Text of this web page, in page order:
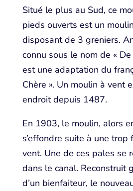
Situé le plus au Sud, ce
pieds ouverts est un
disposant de 3 greniers.
connu sous le nom de «
est une adaptation du
Chère ». Un moulin à vent
endroit depuis 1487.
En 1903, le moulin, alors
s’effondre suite à une
vent. Une de ces pales se
dans le canal. Reconstruit
d’un bienfaiteur, le